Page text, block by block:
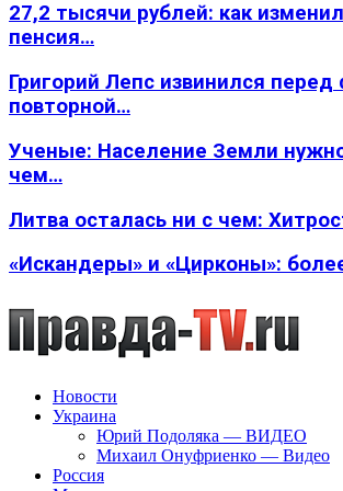
27,2 тысячи рублей: как
пенсия…
Григорий Лепс извинился перед
повторной…
Ученые: Население Земли
чем…
Литва осталась ни с чем:
«Искандеры» и «Цирконы»:
Новости
Украина
Юрий Подоляка — ВИДЕО
Михаил Онуфриенко — Видео
Россия